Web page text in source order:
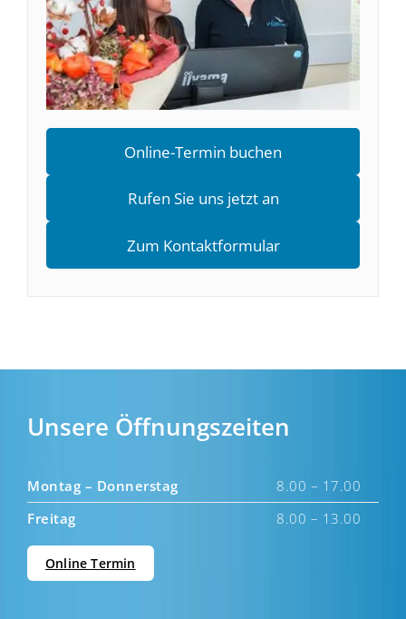
Online-Termin buchen
Rufen Sie uns jetzt an
Zum Kontaktformular
Unsere Öffnungszeiten
Montag – Donnerstag
8.00 – 17.00
Freitag
8.00 – 13.00
Online Termin